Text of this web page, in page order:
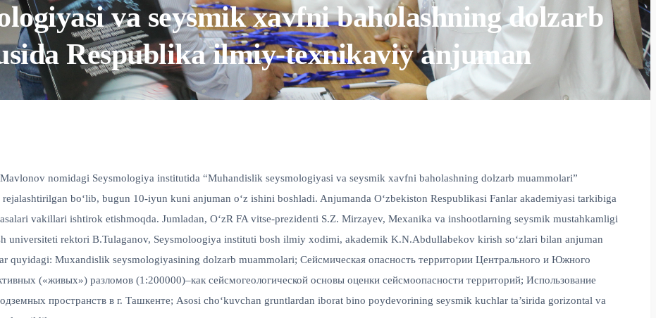
va seysmik xavfni baholashning dolzarb
Respublika ilmiy-texnikaviy anjuman
nomidagi Seysmologiya institutida “Muhandislik seysmologiyasi va seysmik xavfni baholashning dolzarb muammolari”
bo‘lib, bugun 10-iyun kuni anjuman o‘z ishini boshladi. Anjumanda O‘zbekiston Respublikasi Fanlar akademiyasi tarkibiga
vakillari ishtirok etishmoqda. Jumladan, O‘zR FA vitse-prezidenti S.Z. Mirzayev, Mexanika va inshootlarning seysmik mustahkamligi
universiteti rektori B.Tulaganov, Seysmoloogiya instituti bosh ilmiy xodimi, akademik K.N.Abdullabekov kirish so‘zlari bilan anjuman
quyidagi: Мuxandislik seysmologiyasining dolzarb muammolari; Сейсмическая опасность территории Центрального и Южного
(«живых») разломов (1:200000)–как сейсмогеологической основы оценки сейсмоопасности территорий; Использование
пространств в г. Ташкенте; Asosi cho‘kuvchan gruntlardan iborat bino poydevorining seysmik kuchlar ta’sirida gorizontal va